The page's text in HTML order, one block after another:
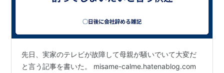
先日、実家のテレビが故障して母親が騒いでいて大変だ
と言う記事を書いた。 misame-calme.hatenablog.com